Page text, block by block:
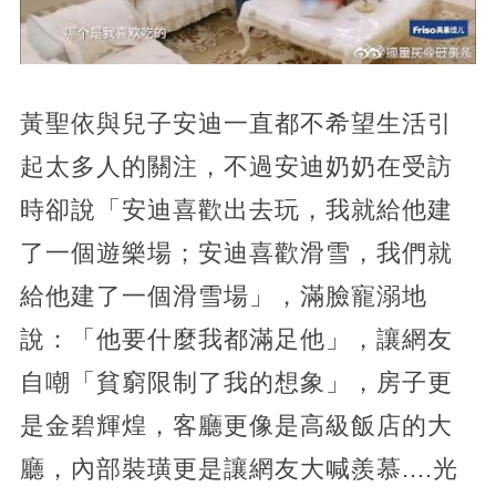
黃聖依與兒子安迪一直都不希望生活引
起太多人的關注，不過安迪奶奶在受訪
時卻說「安迪喜歡出去玩，我就給他建
了一個遊樂場；安迪喜歡滑雪，我們就
給他建了一個滑雪場」，滿臉寵溺地
說：「他要什麼我都滿足他」，讓網友
自嘲「貧窮限制了我的想象」，房子更
是金碧輝煌，客廳更像是高級飯店的大
廳，內部裝璜更是讓網友大喊羨慕....光